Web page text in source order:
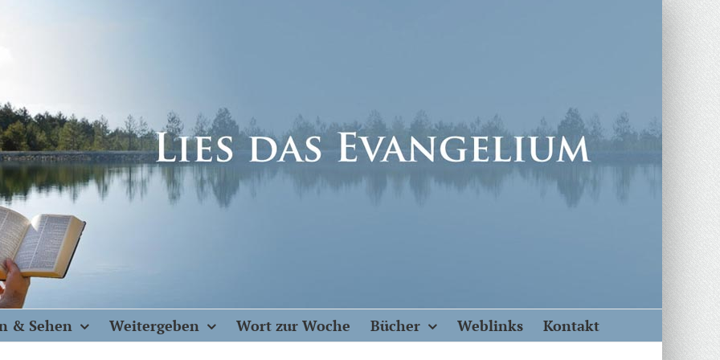
& Sehen Weitergeben Wort zur Woche Bücher Weblinks Kontakt